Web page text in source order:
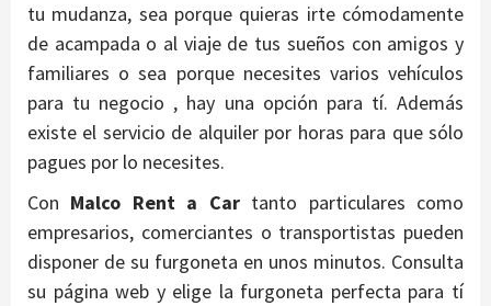
tu mudanza, sea porque quieras irte cómodamente
de acampada o al viaje de tus sueños con amigos y
familiares o sea porque necesites varios vehículos
para tu negocio , hay una opción para tí. Además
existe el servicio de alquiler por horas para que sólo
pagues por lo necesites.
Con Malco Rent a Car tanto particulares como
empresarios, comerciantes o transportistas pueden
disponer de su furgoneta en unos minutos. Consulta
su página web y elige la furgoneta perfecta para tí